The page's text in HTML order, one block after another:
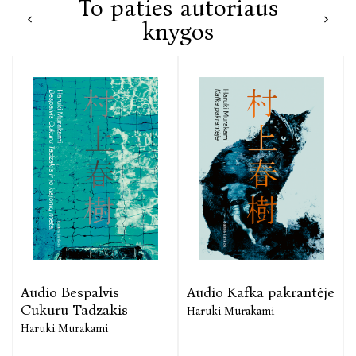
To paties autoriaus
knygos
Audio Bespalvis
Cukuru Tadzakis
Haruki Murakami
Audio Kafka pakrantėje
Haruki Murakami